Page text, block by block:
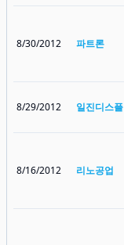
8/30/2012 파트론
8/29/2012 일진디스플
8/16/2012 리노공업